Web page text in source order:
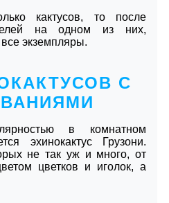
кактусов, то после
на одном из них,
экземпляры.
С
в комнатном
эхинокактус Грузони.
не так уж и много, от
цветков и иголок, а